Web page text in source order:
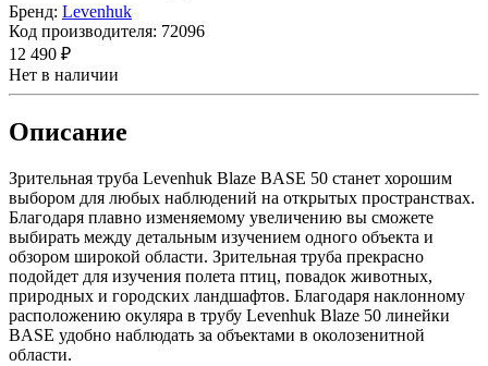
Бренд: Levenhuk
Код производителя: 72096
12 490 ₽
Нет в наличии
Описание
Зрительная труба Levenhuk Blaze BASE 50 станет хорошим
выбором для любых наблюдений на открытых пространствах.
Благодаря плавно изменяемому увеличению вы сможете
выбирать между детальным изучением одного объекта и
обзором широкой области. Зрительная труба прекрасно
подойдет для изучения полета птиц, повадок животных,
природных и городских ландшафтов. Благодаря наклонному
расположению окуляра в трубу Levenhuk Blaze 50 линейки
BASE удобно наблюдать за объектами в околозенитной
области.